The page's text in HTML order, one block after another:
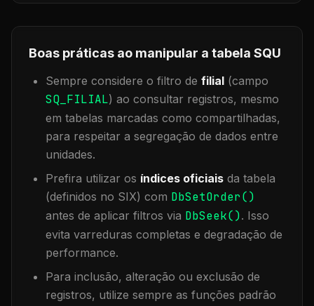
Boas práticas ao manipular a tabela SQU
Sempre considere o filtro de filial (campo
SQ_FILIAL) ao consultar registros, mesmo
em tabelas marcadas como compartilhadas,
para respeitar a segregação de dados entre
unidades.
Prefira utilizar os índices oficiais da tabela
(definidos no SIX) com DbSetOrder()
antes de aplicar filtros via DbSeek(). Isso
evita varreduras completas e degradação de
performance.
Para inclusão, alteração ou exclusão de
registros, utilize sempre as funções padrão